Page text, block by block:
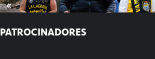
PATROCINADORES